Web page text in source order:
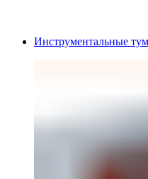
Инструментальные